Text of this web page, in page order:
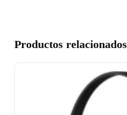
Productos relacionados